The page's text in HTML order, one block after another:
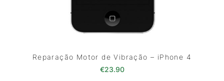
Reparação Motor de Vibração – iPhone 4
€23.90